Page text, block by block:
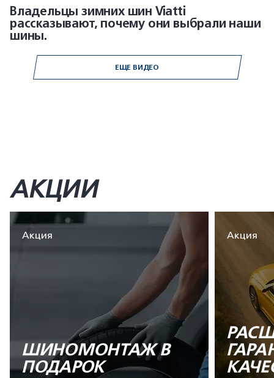
Владельцы зимних шин Viatti
рассказывают, почему они выбрали наши
шины.
ЕЩЕ ВИДЕО
АКЦИИ
Акция
ШИНОМОНТАЖ В
ПОДАРОК
Акция